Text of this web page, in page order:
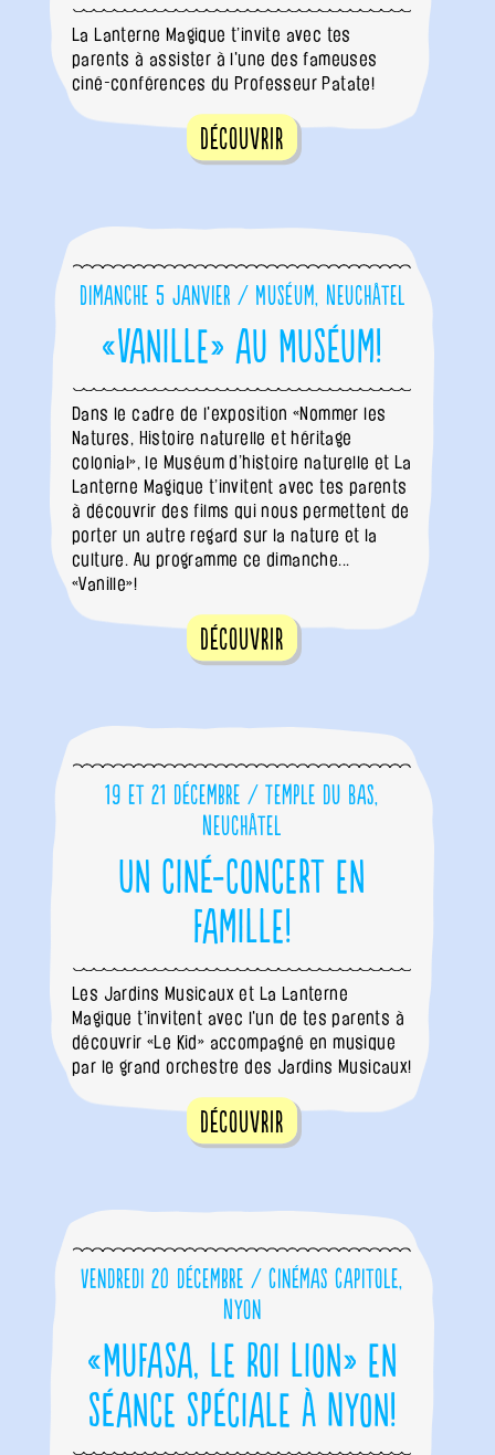
La Lanterne Magique t’invite avec tes
parents à assister à l'une des fameuses
ciné-conférences du Professeur Patate!
Découvrir
Dimanche 5 janvier / Muséum, Neuchâtel
«Vanille» au Muséum!
Dans le cadre de l'exposition «Nommer les
Natures, Histoire naturelle et héritage
colonial», le Muséum d’histoire naturelle et La
Lanterne Magique t’invitent avec tes parents
à découvrir des films qui nous permettent de
porter un autre regard sur la nature et la
culture. Au programme ce dimanche...
«Vanille»!
Découvrir
19 et 21 décembre / Temple du Bas,
Neuchâtel
Un ciné-concert en
famille!
Les Jardins Musicaux et La Lanterne
Magique t'invitent avec l'un de tes parents à
découvrir «Le Kid» accompagné en musique
par le grand orchestre des Jardins Musicaux!
Découvrir
Vendredi 20 décembre / Cinémas Capitole,
Nyon
«Mufasa, le Roi lion» en
séance spéciale à Nyon!